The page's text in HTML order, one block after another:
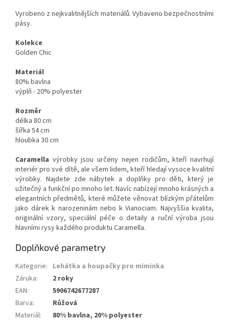
Vyrobeno z nejkvalitnějších materiálů. Vybaveno bezpečnostními
pásy.
Kolekce
Golden Chic
Materiál
80% bavlna
výplň - 20% polyester
Rozměr
délka 80 cm
šířka 54 cm
hloubka 30 cm
Caramella výrobky jsou určeny nejen rodičům, kteří navrhují
interiér pro své dítě, ale všem lidem, kteří hledají vysoce kvalitní
výrobky. Najdete zde nábytek a doplňky pro děti, který je
užitečný a funkční po mnoho let. Navíc nabízejí mnoho krásných a
elegantních předmětů, které můžete věnovat blízkým přátelům
jako dárek k narozeninám nebo k Vianociam. Najvyššia kvalita,
originální vzory, speciální péče o detaily a ruční výroba jsou
hlavními rysy každého produktu Caramella.
Doplňkové parametry
Kategorie: Lehátka a houpačky pro miminka
Záruka:
2 roky
EAN:
5906742677287
Barva:
Růžová
Materiál: 80% bavlna, 20% polyester